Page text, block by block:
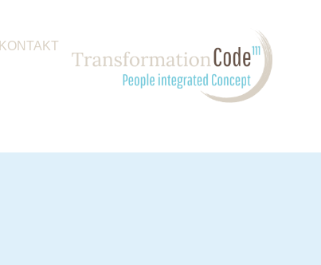
KONTAKT